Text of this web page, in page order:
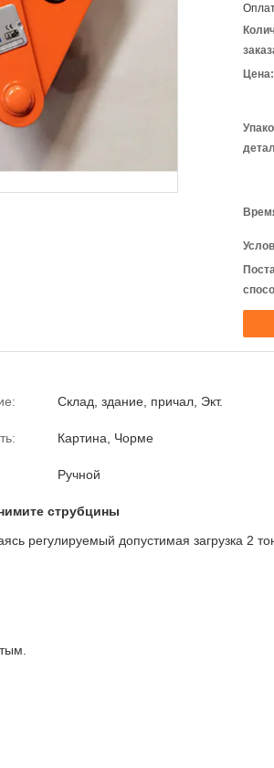
Цена:
Склад, здание, причал, Экт.
Картина, Чорме
Ручной
струбцины
регулируемый допустимая загрузка 2